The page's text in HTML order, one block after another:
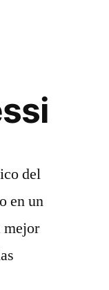
del
en un
mejor